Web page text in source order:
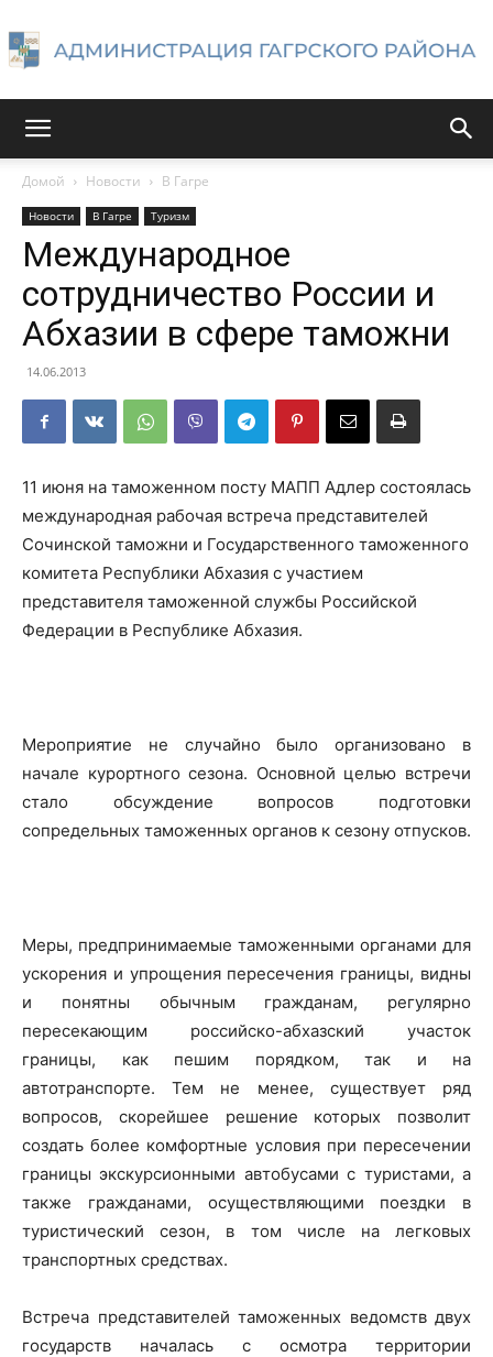
района
Домой Новости В Гагре
Новости В Гагре Туризм
Международное
сотрудничество России и
Абхазии в сфере таможни
14.06.2013
11 июня на таможенном посту МАПП Адлер состоялась
международная рабочая встреча представителей
Сочинской таможни и Государственного таможенного
комитета Республики Абхазия с участием
представителя таможенной службы Российской
Федерации в Республике Абхазия.
Мероприятие не случайно было организовано в
начале курортного сезона. Основной целью встречи
стало обсуждение вопросов подготовки
сопредельных таможенных органов к сезону отпусков.
Меры, предпринимаемые таможенными органами для
ускорения и упрощения пересечения границы, видны
и понятны обычным гражданам, регулярно
пересекающим российско-абхазский участок
границы, как пешим порядком, так и на
автотранспорте. Тем не менее, существует ряд
вопросов, скорейшее решение которых позволит
создать более комфортные условия при пересечении
границы экскурсионными автобусами с туристами, а
также гражданами, осуществляющими поездки в
туристический сезон, в том числе на легковых
транспортных средствах.
Встреча представителей таможенных ведомств двух
государств началась с осмотра территории